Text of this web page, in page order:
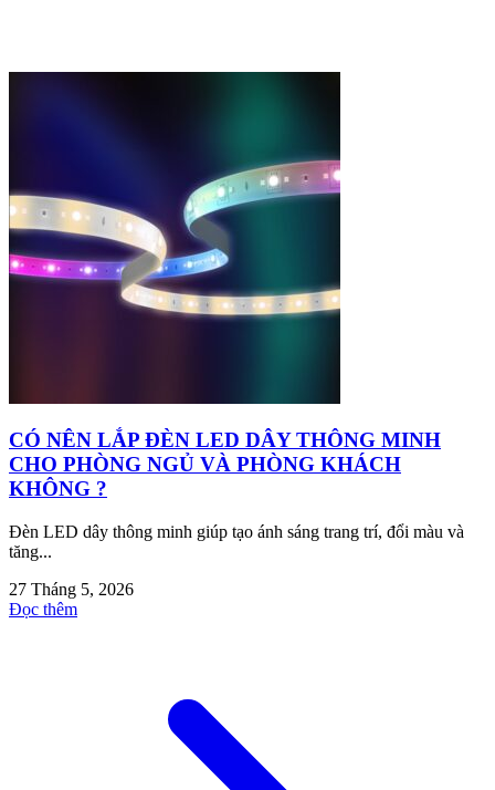
CÓ NÊN LẮP ĐÈN LED DÂY THÔNG MINH
CHO PHÒNG NGỦ VÀ PHÒNG KHÁCH
KHÔNG ?
Đèn LED dây thông minh giúp tạo ánh sáng trang trí, đổi màu và
tăng...
27 Tháng 5, 2026
Đọc thêm